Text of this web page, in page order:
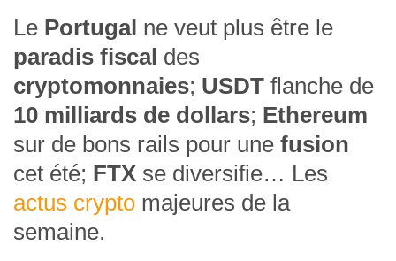
Le Portugal ne veut plus être le
paradis fiscal des
cryptomonnaies; USDT flanche de
10 milliards de dollars; Ethereum
sur de bons rails pour une fusion
cet été; FTX se diversifie… Les
actus crypto majeures de la
semaine.